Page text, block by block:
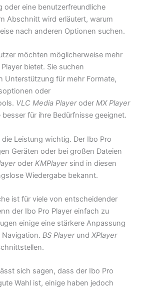
oder eine benutzerfreundliche
Abschnitt wird erläutert, warum
nach anderen Optionen suchen.
möchten möglicherweise mehr
bietet. Sie suchen
Unterstützung für mehr Formate,
oder
VLC Media PlayeroderMX Player
für ihre Bedürfnisse geeignet.
Leistung wichtig. Der Ibo Pro
Geräten oder bei großen Dateien
oderKMPlayersind in diesen
Wiedergabe bekannt.
ist für viele von entscheidender
der Ibo Pro Player einfach zu
einige eine stärkere Anpassung
Navigation.BS PlayerundXPlayer
sich sagen, dass der Ibo Pro
Wahl ist, einige haben jedoch